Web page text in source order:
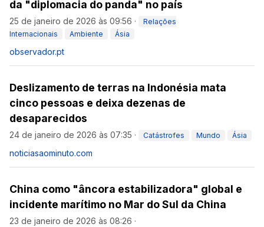
da "diplomacia do panda" no país
25 de janeiro de 2026 às 09:56 ·
Relações
Internacionais
Ambiente Ásia
observador.pt
Deslizamento de terras na Indonésia mata
cinco pessoas e deixa dezenas de
desaparecidos
24 de janeiro de 2026 às 07:35 · Catástrofes Mundo Ásia
noticiasaominuto.com
China como "âncora estabilizadora" global e
incidente marítimo no Mar do Sul da China
23 de janeiro de 2026 às 08:26 ·